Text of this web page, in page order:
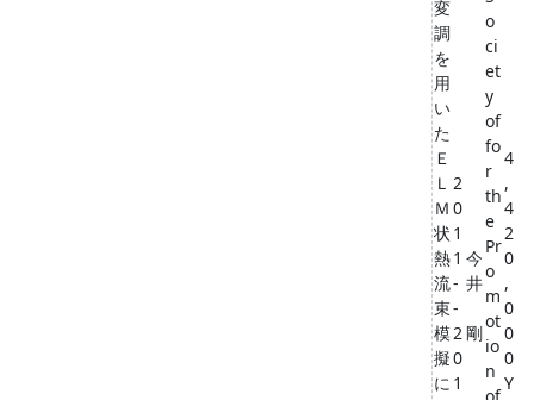
変
調
を
用
い
た
Ｅ
Ｌ
Ｍ
状
熱
流
束
模
擬
に
2
0
1
1
-
-
2
0
1
今
井
剛
o
ci
et
y
of
fo
r
th
e
Pr
o
m
ot
io
n
4
,
4
2
0
,
0
0
0
Y